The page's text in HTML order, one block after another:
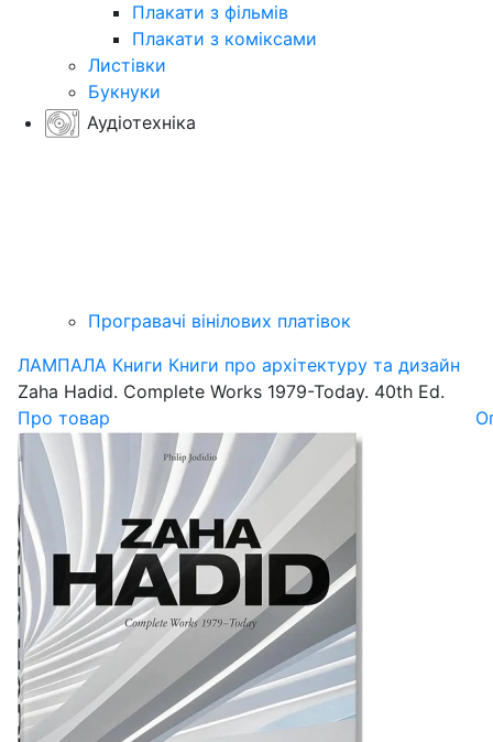
Плакати з фільмів
Плакати з коміксами
Листівки
Букнуки
Аудіотехніка
Програвачі вінілових платівок
ЛАМПАЛА Книги Книги про архітектуру та дизайн
Zaha Hadid. Complete Works 1979-Today. 40th Ed.
Про товар